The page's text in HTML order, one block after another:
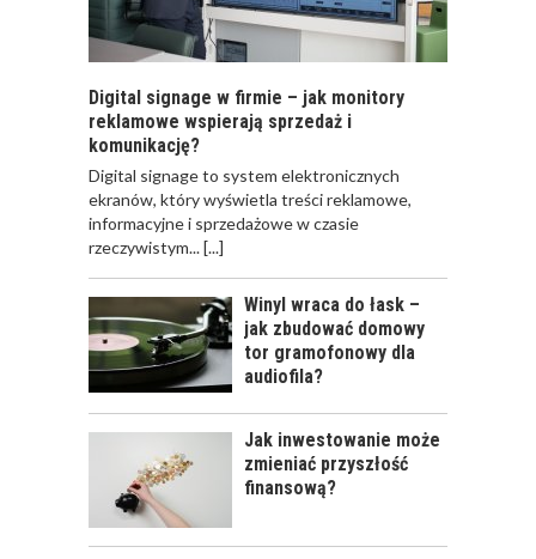
Digital signage w firmie – jak monitory
reklamowe wspierają sprzedaż i
komunikację?
​Digital signage to system elektronicznych
ekranów, który wyświetla treści reklamowe,
informacyjne i sprzedażowe w czasie
rzeczywistym...[...]
Winyl wraca do łask –
jak zbudować domowy
tor gramofonowy dla
audiofila?
Jak inwestowanie może
zmieniać przyszłość
finansową?